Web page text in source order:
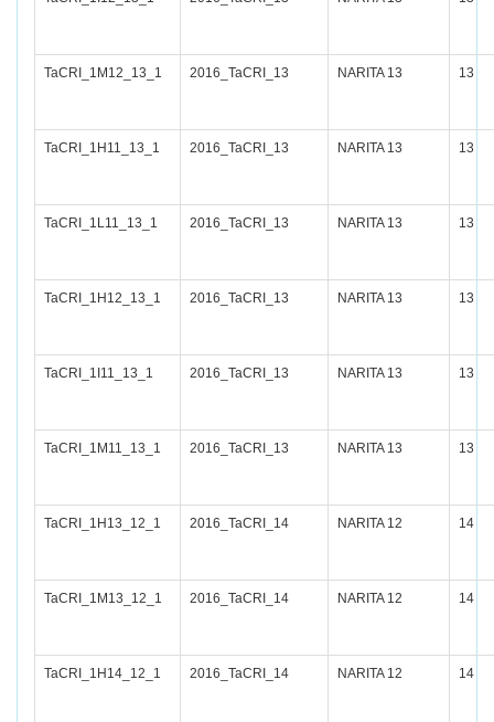
TaCRI_1M12_13_1 2016_TaCRI_13 NARITA 13 13
TaCRI_1H11_13_1 2016_TaCRI_13 NARITA 13 13
TaCRI_1L11_13_1 2016_TaCRI_13 NARITA 13 13
TaCRI_1H12_13_1 2016_TaCRI_13 NARITA 13 13
TaCRI_1I11_13_1 2016_TaCRI_13 NARITA 13 13
TaCRI_1M11_13_1 2016_TaCRI_13 NARITA 13 13
TaCRI_1H13_12_1 2016_TaCRI_14 NARITA 12 14
TaCRI_1M13_12_1 2016_TaCRI_14 NARITA 12 14
TaCRI_1H14_12_1 2016_TaCRI_14 NARITA 12 14